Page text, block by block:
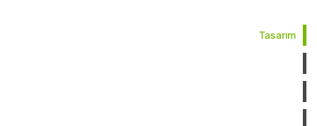
Tasarım